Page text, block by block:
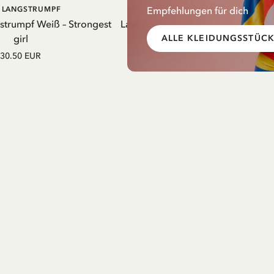
Empfehlungen für dich
ALLE
Weiß – Strongest
girl
LANGSTRUMPF
30.50 EUR
IN DEN
Latzkleid Pippi Langstrumpf
Gelb
PIPPI LANGSTRUMPF